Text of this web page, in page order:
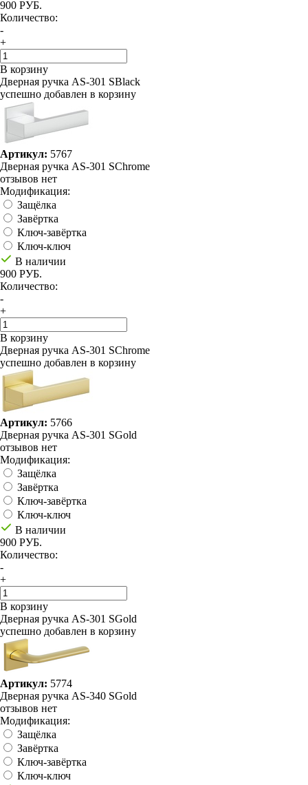
900 РУБ.
Количество:
-
+
В корзину
Дверная ручка AS-301 SBlack
успешно добавлен в корзину
Артикул: 5767
Дверная ручка AS-301 SChrome
отзывов нет
Модификация:
Защёлка
Завёртка
Ключ-завёртка
Ключ-ключ
В наличии
900 РУБ.
Количество:
-
+
В корзину
Дверная ручка AS-301 SChrome
успешно добавлен в корзину
Артикул: 5766
Дверная ручка AS-301 SGold
отзывов нет
Модификация:
Защёлка
Завёртка
Ключ-завёртка
Ключ-ключ
В наличии
900 РУБ.
Количество:
-
+
В корзину
Дверная ручка AS-301 SGold
успешно добавлен в корзину
Артикул: 5774
Дверная ручка AS-340 SGold
отзывов нет
Модификация:
Защёлка
Завёртка
Ключ-завёртка
Ключ-ключ